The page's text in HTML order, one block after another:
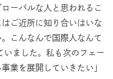
ーバルな人と思われるこ
ご近所に知り合いはいな
こんなんで国際人なんて
いました。私も次のフェー
業を展開していきたい」